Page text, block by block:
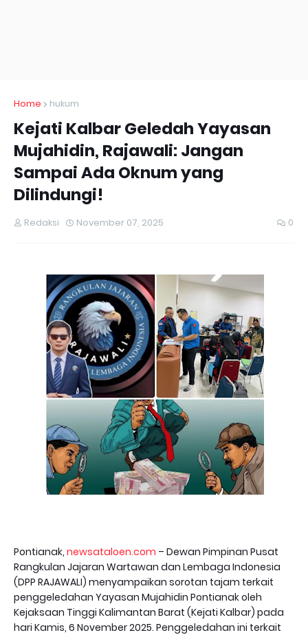
Home hukum
Kejati Kalbar Geledah Yayasan
Mujahidin, Rajawali: Jangan
Sampai Ada Oknum yang
Dilindungi!
Redaksi November 07, 2025 0
Pontianak, newsataloen.com – Dewan Pimpinan Pusat
Rangkulan Jajaran Wartawan dan Lembaga Indonesia
(DPP RAJAWALI) menyampaikan sorotan tajam terkait
penggeledahan Yayasan Mujahidin Pontianak oleh
Kejaksaan Tinggi Kalimantan Barat (Kejati Kalbar) pada
hari Kamis, 6 November 2025. Penggeledahan ini terkait